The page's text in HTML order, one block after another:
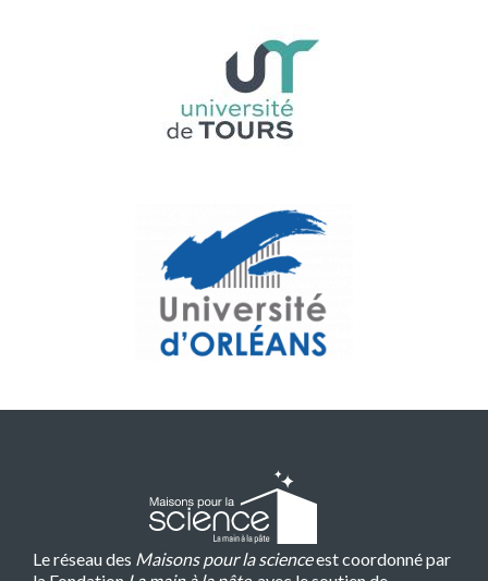
Le réseau des Maisons pour la scienceest coordonné par